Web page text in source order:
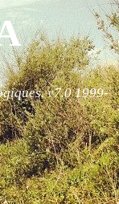
v7.0 1999-